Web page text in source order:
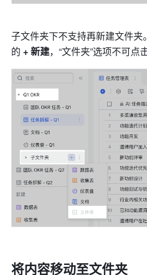
子文件夹下不支持再新建文件
的 + 新建，“文件夹”选项不可点击
将内容移动至文件夹